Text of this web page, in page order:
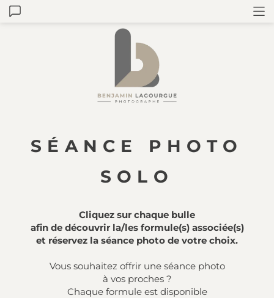
SÉANCE PHOTO
SOLO
Cliquez sur chaque bulle
afin de découvrir la/les formule(s) associée(s)
et réservez la séance photo de votre choix.
Vous souhaitez offrir une séance photo
à vos proches ?
Chaque formule est disponible